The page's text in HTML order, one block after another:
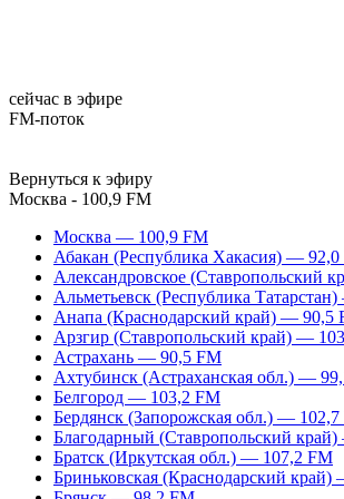
сейчас в эфире
FM-поток
Вернуться к эфиру
Москва - 100,9 FM
Москва — 100,9 FM
Абакан (Республика Хакасия) —
Александровское (Ставропольский
Альметьевск (Республика
Анапа (Краснодарский край) — 90,5
Арзгир (Ставропольский край) —
Астрахань — 90,5 FM
Ахтубинск (Астраханская обл.) —
Белгород — 103,2 FM
Бердянск (Запорожская обл.) —
Благодарный (Ставропольский
Братск (Иркутская обл.) — 107,2 FM
Бриньковская (Краснодарский край)